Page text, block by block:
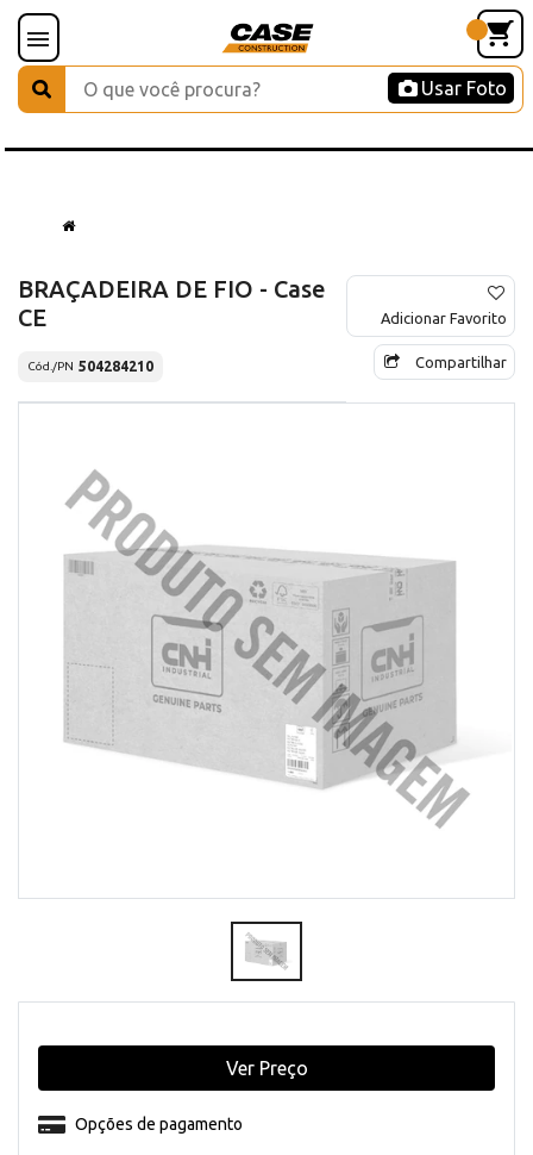
Usar Foto
BRAÇADEIRA DE FIO - Case
CE
Cód./PN 504284210
Adicionar Favorito
Compartilhar
Opções de pagamento
Ver Preço